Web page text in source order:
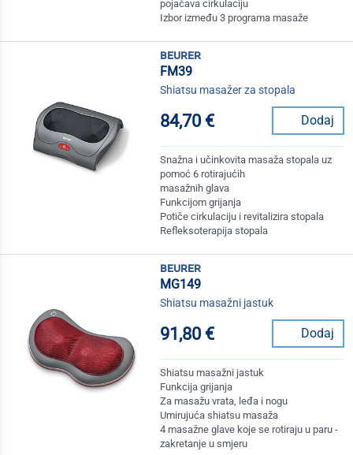
pojačava cirkulaciju
Izbor između 3 programa masaže
beurer
FM39
Shiatsu masažer za stopala
84,70 € Dodaj
Snažna i učinkovita masaža stopala uz
pomoć 6 rotirajućih
masažnih glava
Funkcijom grijanja
Potiče cirkulaciju i revitalizira stopala
Refleksoterapija stopala
beurer
MG149
Shiatsu masažni jastuk
91,80 € Dodaj
Shiatsu masažni jastuk
Funkcija grijanja
Za masažu vrata, leđa i nogu
Umirujuća shiatsu masaža
4 masažne glave koje se rotiraju u paru -
zakretanje u smjeru